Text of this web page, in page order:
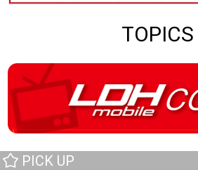
TOPICS
PICK UP